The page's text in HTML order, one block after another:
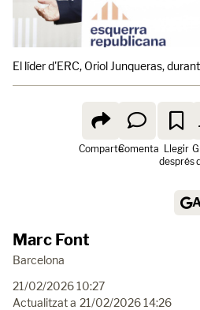
El líder d'ERC, Oriol Junqueras,
ComparteComenta Llegir
després
Marc Font
Barcelona
21/02/2026 10:27
Actualitzat a 21/02/2026 14:26